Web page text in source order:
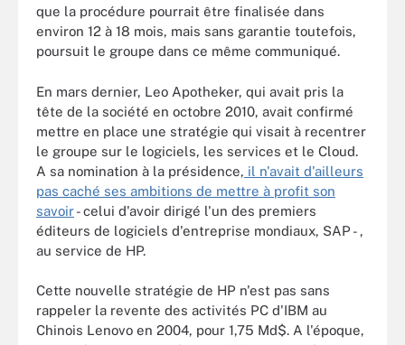
que la procédure pourrait être finalisée dans
environ 12 à 18 mois, mais sans garantie toutefois,
poursuit le groupe dans ce même communiqué.
En mars dernier, Leo Apotheker, qui avait pris la
tête de la société en octobre 2010, avait confirmé
mettre en place une stratégie qui visait à recentrer
le groupe sur le logiciels, les services et le Cloud.
A sa nomination à la présidence, il n'avait d'ailleurs
pas caché ses ambitions de mettre à profit son
savoir- celui d'avoir dirigé l'un des premiers
éditeurs de logiciels d'entreprise mondiaux, SAP - ,
au service de HP.
Cette nouvelle stratégie de HP n'est pas sans
rappeler la revente des activités PC d'IBM au
Chinois Lenovo en 2004, pour 1,75 Md$. A l'époque,